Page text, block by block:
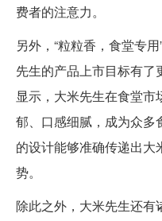
费者的注意力。
另外，“粒粒香，食堂专
先生的产品上市目标有
显示，大米先生在食堂
郁、口感细腻，成为众多
的设计能够准确传递出
势。
除此之外，大米先生还有